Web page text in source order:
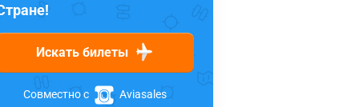
Искать билеты
Совместно с Aviasales